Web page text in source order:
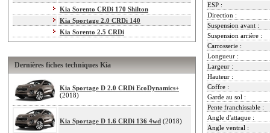
Kia Sorento CRDi 170 Shilton
Kia Sportage 2.0 CRDi 140
Kia Sorento 2.5 CRDi
Dernières fiches techniques Kia
Kia Sportage D 2.0 CRDi EcoDynamics+
(2018)
Kia Sportage D 1.6 CRDi 136 4wd (2018)
ESP :
Direction :
Suspension avant :
Suspension arrière :
Carrosserie :
Longueur :
Largeur :
Hauteur :
Coffre :
Garde au sol :
Pente franchissable :
Angle d'attaque :
Angle ventral :